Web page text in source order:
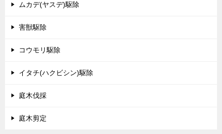
ムカデ(ヤスデ)駆除
害獣駆除
コウモリ駆除
イタチ(ハクビシン)駆除
庭木伐採
庭木剪定